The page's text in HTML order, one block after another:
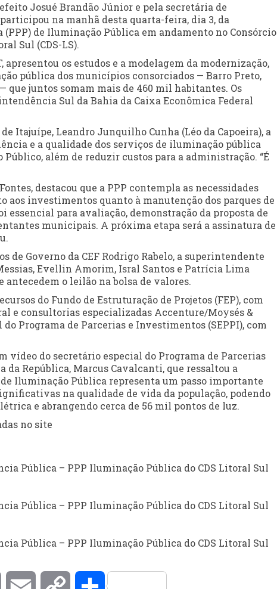
Josué Brandão Júnior e pela secretária de
na manhã desta quarta-feira, dia 3, da
de Iluminação Pública em andamento no Consórcio
Sul (CDS-LS).
os estudos e a modelagem da modernização,
pública dos municípios consorciados — Barro Preto,
que juntos somam mais de 460 mil habitantes. Os
Sul da Bahia da Caixa Econômica Federal
Itajuípe, Leandro Junquilho Cunha (Léo da Capoeira), a
e a qualidade dos serviços de iluminação pública
além de reduzir custos para a administração. “É
destacou que a PPP contempla as necessidades
aos investimentos quanto à manutenção dos parques de
para avaliação, demonstração da proposta de
municipais. A próxima etapa será a assinatura de
de Governo da CEF Rodrigo Rabelo, a superintendente
Evellin Amorim, Isral Santos e Patrícia Lima
antecedem o leilão na bolsa de valores.
do Fundo de Estruturação de Projetos (FEP), com
e consultorias especializadas Accenture/Moysés &
Programa de Parcerias e Investimentos (SEPPI), com
vídeo do secretário especial do Programa de Parcerias
República, Marcus Cavalcanti, que ressaltou a
Iluminação Pública representa um passo importante
na qualidade de vida da população, podendo
e abrangendo cerca de 56 mil pontos de luz.
no site
Pública – PPP Iluminação Pública do CDS Litoral Sul
Pública – PPP Iluminação Pública do CDS Litoral Sul
Pública – PPP Iluminação Pública do CDS Litoral Sul
Print Email Copy Compartilhar